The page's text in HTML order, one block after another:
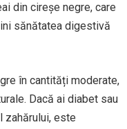
din cireșe negre, care
sănătatea digestivă
în cantități moderate,
Dacă ai diabet sau
zahărului, este